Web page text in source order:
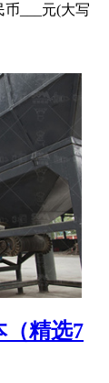
___元(大写
（精选7